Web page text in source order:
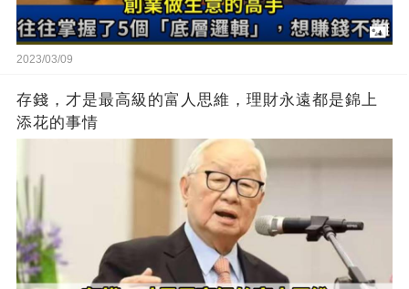
2023/03/09
存錢，才是最高級的富人思維，理財永遠都是錦上
添花的事情